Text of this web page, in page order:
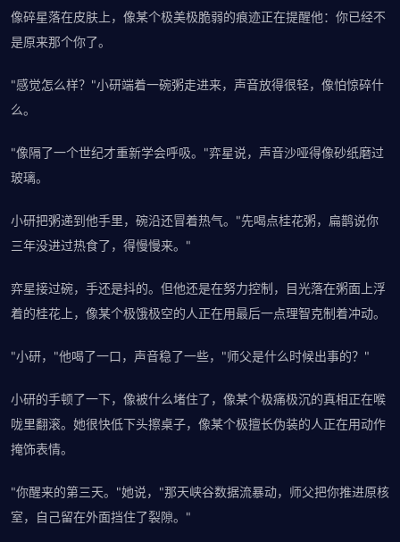
像碎星落在皮肤上，像某个极美极脆弱的痕迹正在提醒他：你已经不
是原来那个你了。
"感觉怎么样？"小研端着一碗粥走进来，声音放得很轻，像怕惊碎什
么。
"像隔了一个世纪才重新学会呼吸。"弈星说，声音沙哑得像砂纸磨过
玻璃。
小研把粥递到他手里，碗沿还冒着热气。"先喝点桂花粥，扁鹊说你
三年没进过热食了，得慢慢来。"
弈星接过碗，手还是抖的。但他还是在努力控制，目光落在粥面上浮
着的桂花上，像某个极饿极空的人正在用最后一点理智克制着冲动。
"小研，"他喝了一口，声音稳了一些，"师父是什么时候出事的？"
小研的手顿了一下，像被什么堵住了，像某个极痛极沉的真相正在喉
咙里翻滚。她很快低下头擦桌子，像某个极擅长伪装的人正在用动作
掩饰表情。
"你醒来的第三天。"她说，"那天峡谷数据流暴动，师父把你推进原核
室，自己留在外面挡住了裂隙。"